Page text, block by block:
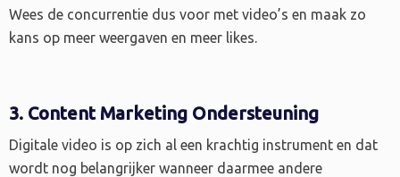
Wees de concurrentie dus voor met video’s en maak zo
kans op meer weergaven en meer likes.
3. Content Marketing Ondersteuning
Digitale video is op zich al een krachtig instrument en dat
wordt nog belangrijker wanneer daarmee andere